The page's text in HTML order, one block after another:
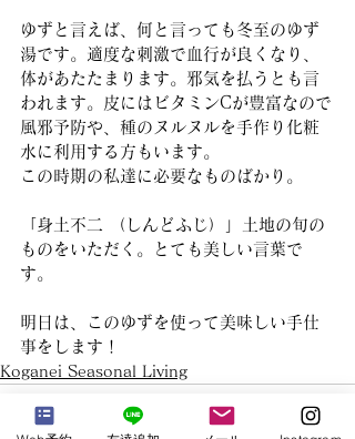
ゆずと言えば、何と言っても冬至のゆず
湯です。適度な刺激で血行が良くなり、
体があたたまります。邪気を払うとも言
われます。皮にはビタミンCが豊富なので
風邪予防や、種のヌルヌルを手作り化粧
水に利用する方もいます。
この時期の私達に必要なものばかり。
「身土不二 （しんどふじ）」土地の旬の
ものをいただく。とても美しい言葉で
す。
明日は、このゆずを使って美味しい手仕
事をします！
Koganei Seasonal Living